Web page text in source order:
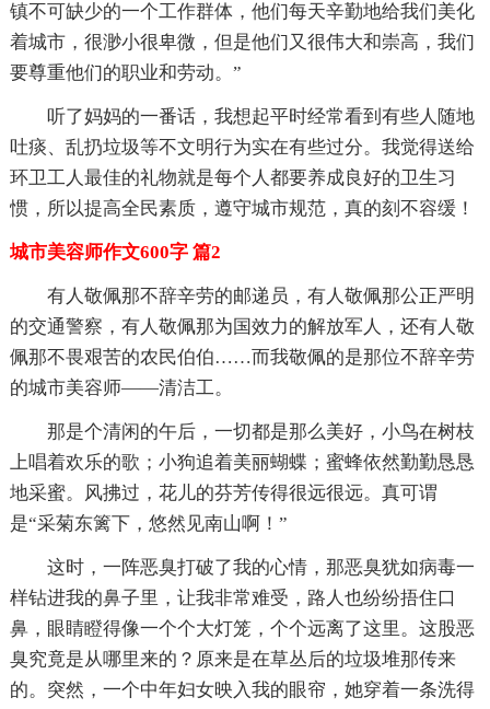
镇不可缺少的一个工作群体，他们每天辛勤地给我们美化
着城市，很渺小很卑微，但是他们又很伟大和崇高，我们
要尊重他们的职业和劳动。”
听了妈妈的一番话，我想起平时经常看到有些人随地
吐痰、乱扔垃圾等不文明行为实在有些过分。我觉得送给
环卫工人最佳的礼物就是每个人都要养成良好的卫生习
惯，所以提高全民素质，遵守城市规范，真的刻不容缓！
城市美容师作文600字 篇2
有人敬佩那不辞辛劳的邮递员，有人敬佩那公正严明
的交通警察，有人敬佩那为国效力的解放军人，还有人敬
佩那不畏艰苦的农民伯伯……而我敬佩的是那位不辞辛劳
的城市美容师——清洁工。
那是个清闲的午后，一切都是那么美好，小鸟在树枝
上唱着欢乐的歌；小狗追着美丽蝴蝶；蜜蜂依然勤勤恳恳
地采蜜。风拂过，花儿的芬芳传得很远很远。真可谓
是“采菊东篱下，悠然见南山啊！”
这时，一阵恶臭打破了我的心情，那恶臭犹如病毒一
样钻进我的鼻子里，让我非常难受，路人也纷纷捂住口
鼻，眼睛瞪得像一个个大灯笼，个个远离了这里。这股恶
臭究竟是从哪里来的？原来是在草丛后的垃圾堆那传来
的。突然，一个中年妇女映入我的眼帘，她穿着一条洗得